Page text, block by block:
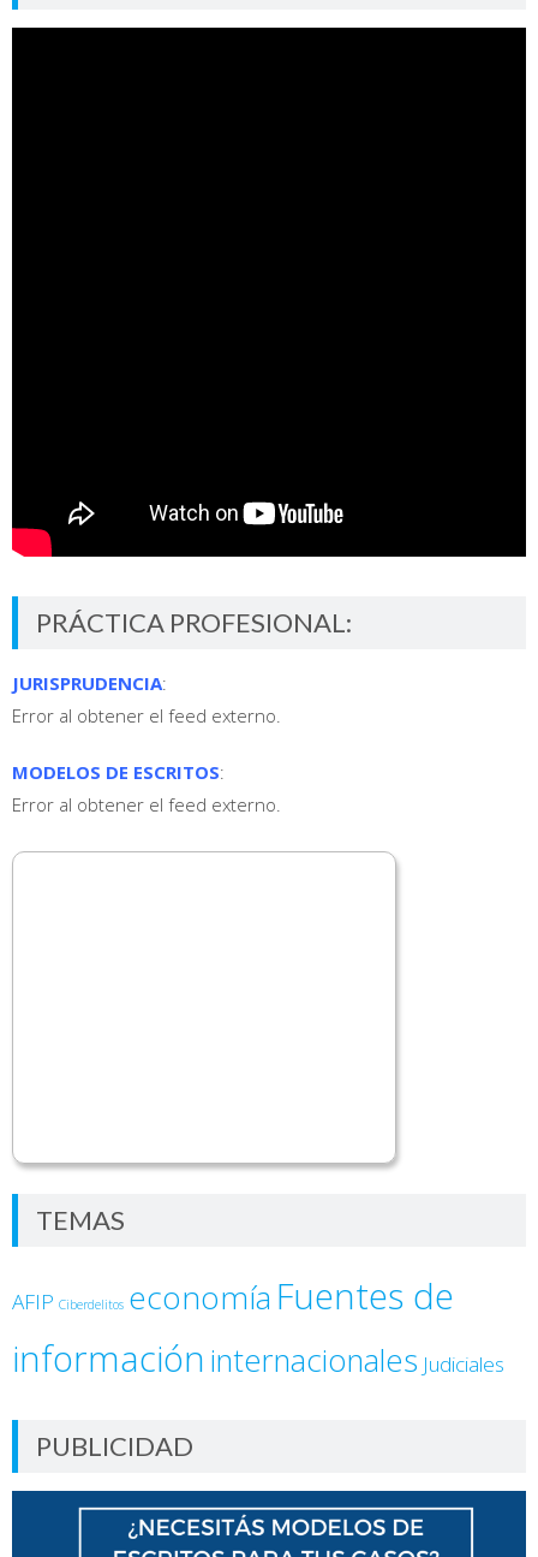
PRÁCTICA PROFESIONAL:
JURISPRUDENCIA:
Error al obtener el feed externo.
MODELOS DE ESCRITOS:
Error al obtener el feed externo.
TEMAS
AFIP Ciberdelitos economía Fuentes de
información internacionales Judiciales
PUBLICIDAD